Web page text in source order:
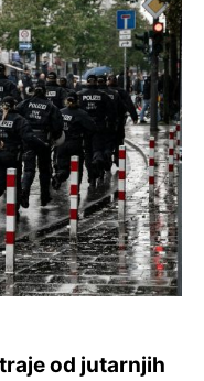
od jutarnjih